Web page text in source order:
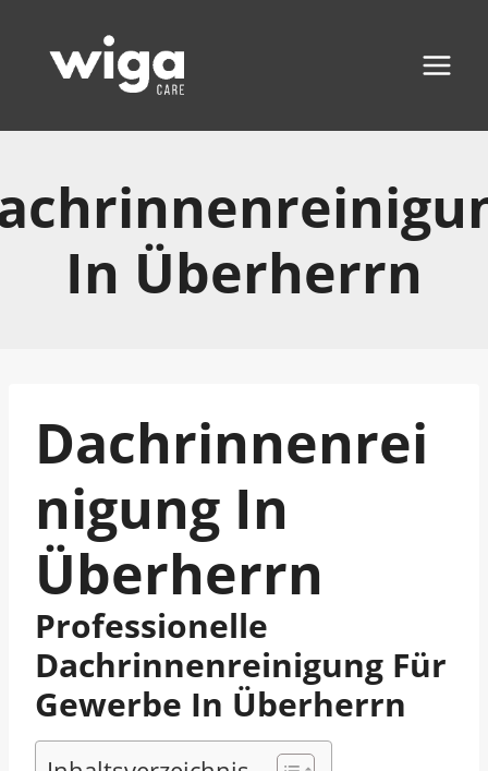
Inhalt
springen
In Überherrn
Dachrinnenrei
Nigung In
Überherrn
Professionelle
Dachrinnenreinigung Für
Gewerbe In Überherrn